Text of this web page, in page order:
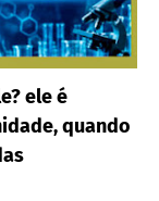
ele é
quando